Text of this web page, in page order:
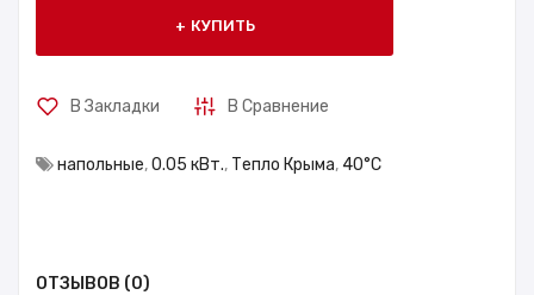
КУПИТЬ
В Закладки В Сравнение
напольные,0.05 кВт., Тепло Крыма, 40°С
ОТЗЫВОВ (0)